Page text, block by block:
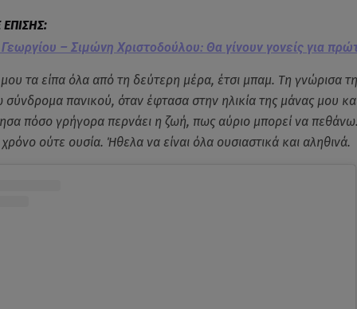
– Σιμώνη Χριστοδούλου: Θα γίνουν γονείς για
τα είπα όλα από τη δεύτερη μέρα, έτσι μπαμ. Τη γνώρισα
σύνδρομα πανικού, όταν έφτασα στην ηλικία της μάνας μου
πόσο γρήγορα περνάει η ζωή, πως αύριο μπορεί να
ούτε ουσία. Ήθελα να είναι όλα ουσιαστικά και αληθινά.